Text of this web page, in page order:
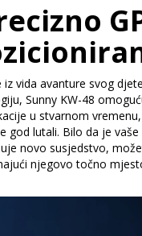
iz vida avanture svog
Sunny KW-48
u stvarnom
god lutali. Bilo da je
novo susjedstvo,
njegovo točno